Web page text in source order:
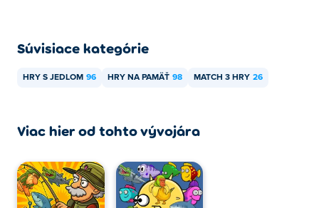
Súvisiace kategórie
HRY S JEDLOM 96 HRY NA PAMÄŤ 98 MATCH 3 HRY 26
Viac hier od tohto vývojára